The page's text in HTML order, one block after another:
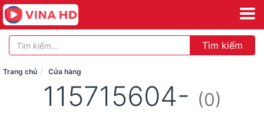
Tìm kiếm
Trang chủ Cửa hàng
115715604- (0)